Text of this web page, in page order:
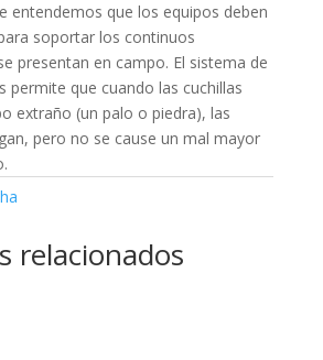
entendemos que los equipos deben
soportar los continuos
presentan en campo. El sistema de
permite que cuando las cuchillas
extraño (un palo o piedra), las
pero no se cause un mal mayor
relacionados